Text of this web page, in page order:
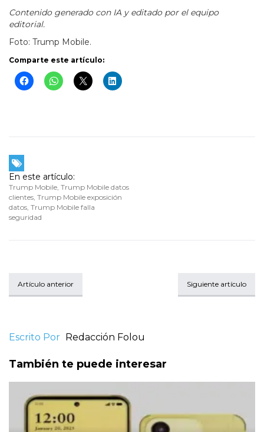
Contenido generado con IA y editado por el equipo
editorial.
Foto: Trump Mobile.
Comparte este artículo:
En este artículo:
Trump Mobile, Trump Mobile datos
clientes, Trump Mobile exposición
datos, Trump Mobile falla
seguridad
Artículo anterior Siguiente artículo
Escrito Por Redacción Folou
También te puede interesar